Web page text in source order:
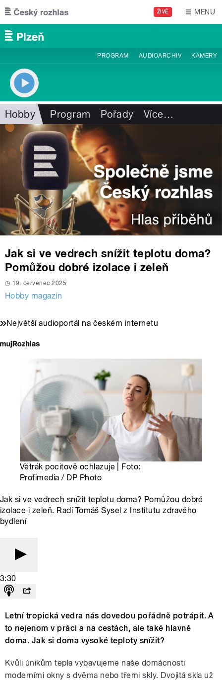
Přejít k hlavnímu obsahu
ŽIVĚ MENU
PROGRAM AUDIOARCHIV KAMERY
Hobby Program Pořady Více…
Jak si ve vedrech snížit teplotu doma?
Pomůžou dobré izolace i zeleň
19. červenec 2025
Hobby magazín
Největší audioportál na českém internetu
Větrák pocitově ochlazuje | Foto:
Profimedia / DP Photo
Jak si ve vedrech snížit teplotu doma? Pomůžou dobré
izolace i zeleň. Radí Tomáš Sysel z Institutu zdravého
bydlení
3:30
Letní tropická vedra nás dovedou pořádně potrápit. A
to nejenom v práci a na cestách, ale také hlavně
doma. Jak si doma vysoké teploty snížit?
Kvůli únikům tepla vybavujeme naše domácnosti
moderními okny s dvěma nebo třemi skly. Dvojitá skla už